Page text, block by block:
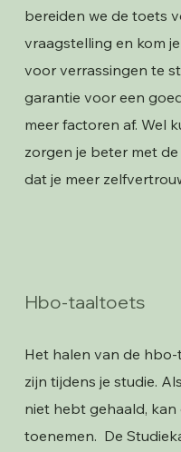
bereiden we de toets
vraagstelling en kom
voor verrassingen te
garantie voor een
meer factoren af. Wel
zorgen je beter met
dat je meer
Hbo-taaltoets
Het halen van de
zijn tijdens je studie.
niet hebt gehaald,
toenemen. De